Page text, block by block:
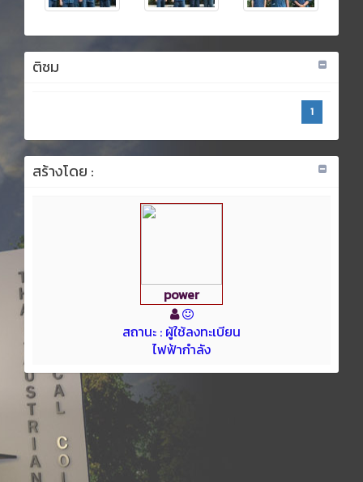
ติชม
1
สร้างโดย :
power
สถานะ : ผู้ใช้ลงทะเบียน
ไฟฟ้ากำลัง